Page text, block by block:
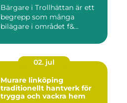
Bärgare i Trollhättan är ett
begrepp som många
bilägare i området f&...
02. jul
Murare linköping
traditionellt hantverk för
trygga och vackra hem